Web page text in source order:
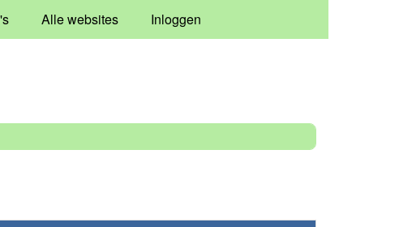
Alle websites Inloggen